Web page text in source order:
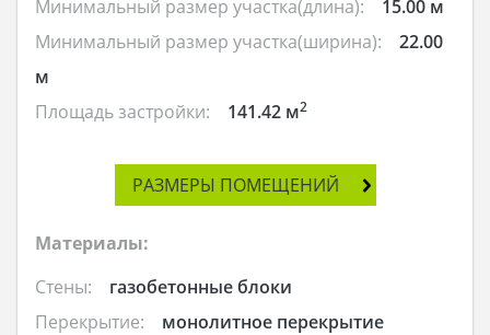
Минимальный размер участка(длина):
15.00 м
Минимальный размер участка(ширина):
22.00
м
Площадь застройки:
141.42 м2
РАЗМЕРЫ ПОМЕЩЕНИЙ
Материалы:
Стены:
газобетонные блоки
Перекрытие:
монолитное перекрытие